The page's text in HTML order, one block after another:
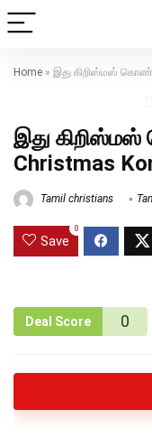
Home » இது கிறிஸ்மஸ்
இது
Christmas
Tamil christians
Save
0
Deal Score 0